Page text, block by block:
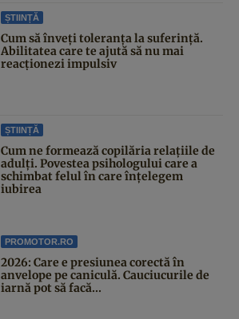
ȘTIINȚĂ
Cum să înveți toleranța la suferință.
Abilitatea care te ajută să nu mai
reacționezi impulsiv
ȘTIINȚĂ
Cum ne formează copilăria relațiile de
adulți. Povestea psihologului care a
schimbat felul în care înțelegem
iubirea
PROMOTOR.RO
2026: Care e presiunea corectă în
anvelope pe caniculă. Cauciucurile de
iarnă pot să facă...